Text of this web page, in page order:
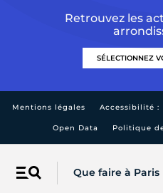
Menu Que faire à Paris
Retrouvez les
Mentions légales Accessibilité :
Open Data Politique